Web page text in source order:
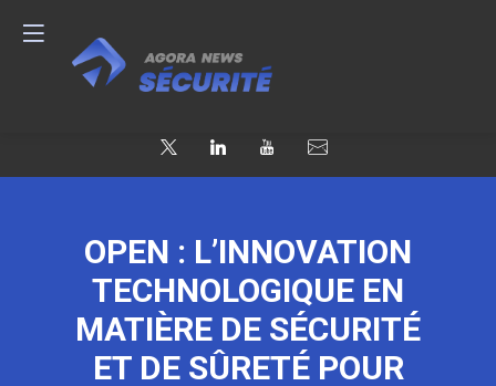
OPEN : L’INNOVATION
TECHNOLOGIQUE EN
MATIÈRE DE SÉCURITÉ
ET DE SÛRETÉ POUR